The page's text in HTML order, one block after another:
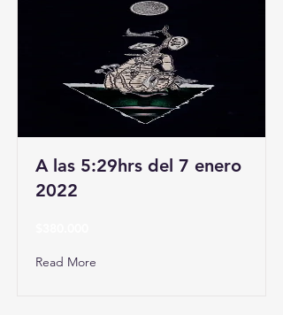
A las 5:29hrs del 7 enero
2022
Read More